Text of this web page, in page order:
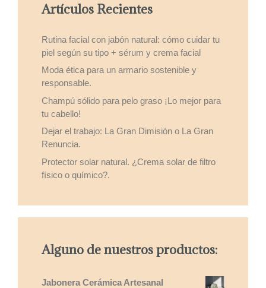
Artículos Recientes
Rutina facial con jabón natural: cómo cuidar tu
piel según su tipo + sérum y crema facial
Moda ética para un armario sostenible y
responsable.
Champú sólido para pelo graso ¡Lo mejor para
tu cabello!
Dejar el trabajo: La Gran Dimisión o La Gran
Renuncia.
Protector solar natural. ¿Crema solar de filtro
físico o químico?.
Alguno de nuestros productos:
Jabonera Cerámica Artesanal